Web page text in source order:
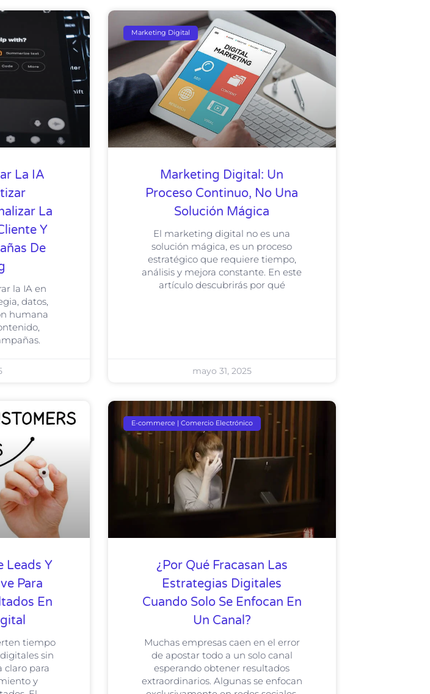
La IA
La
Y
De
la IA en
datos,
humana
Marketing Digital
Marketing Digital: Un
Proceso Continuo, No Una
Solución Mágica
El marketing digital no es una
solución mágica, es un proceso
estratégico que requiere tiempo,
análisis y mejora constante. En este
artículo descubrirás por qué
mayo 31, 2025
Leads Y
Para
En
tiempo
sin
claro para
y
E-commerce | Comercio Electrónico
¿Por Qué Fracasan Las
Estrategias Digitales
Cuando Solo Se Enfocan En
Un Canal?
Muchas empresas caen en el error
de apostar todo a un solo canal
esperando obtener resultados
extraordinarios. Algunas se enfocan